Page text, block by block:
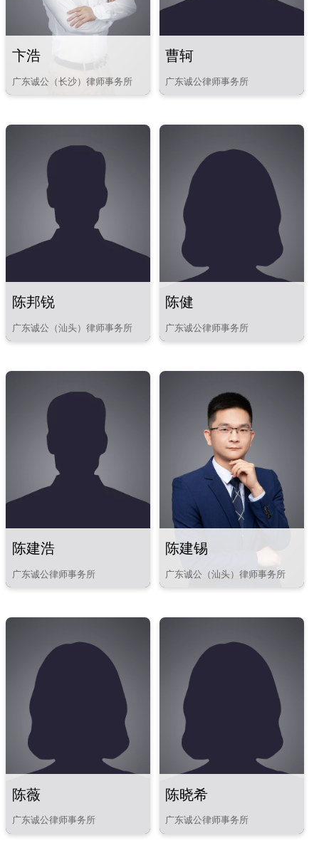
卞浩
广东诚公（长沙）律师事务所
曹轲
广东诚公律师事务所
陈邦锐
广东诚公（汕头）律师事务所
陈健
广东诚公律师事务所
陈建浩
广东诚公律师事务所
陈建锡
广东诚公（汕头）律师事务所
商事、经济纠纷等诉讼法律业
问以及非诉讼法律事务
陈薇
广东诚公律师事务所
陈晓希
广东诚公律师事务所